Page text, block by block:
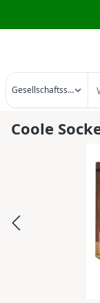
Gesellschaftsspiele
Coole